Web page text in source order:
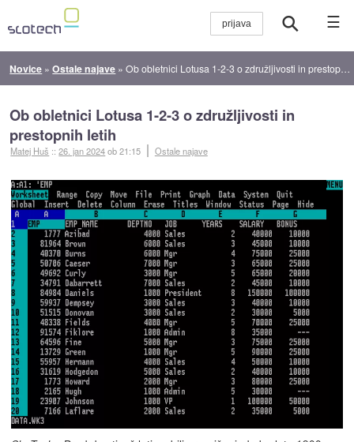
☰
Novice »Ostale najave »Ob obletnici Lotusa 1-2-3 o združljivosti in prestopnih letih
Ob obletnici Lotusa 1-2-3 o združljivosti in
prestopnih letih
Matej Huš ::26. jan 2024ob 21:15 Ostale najave